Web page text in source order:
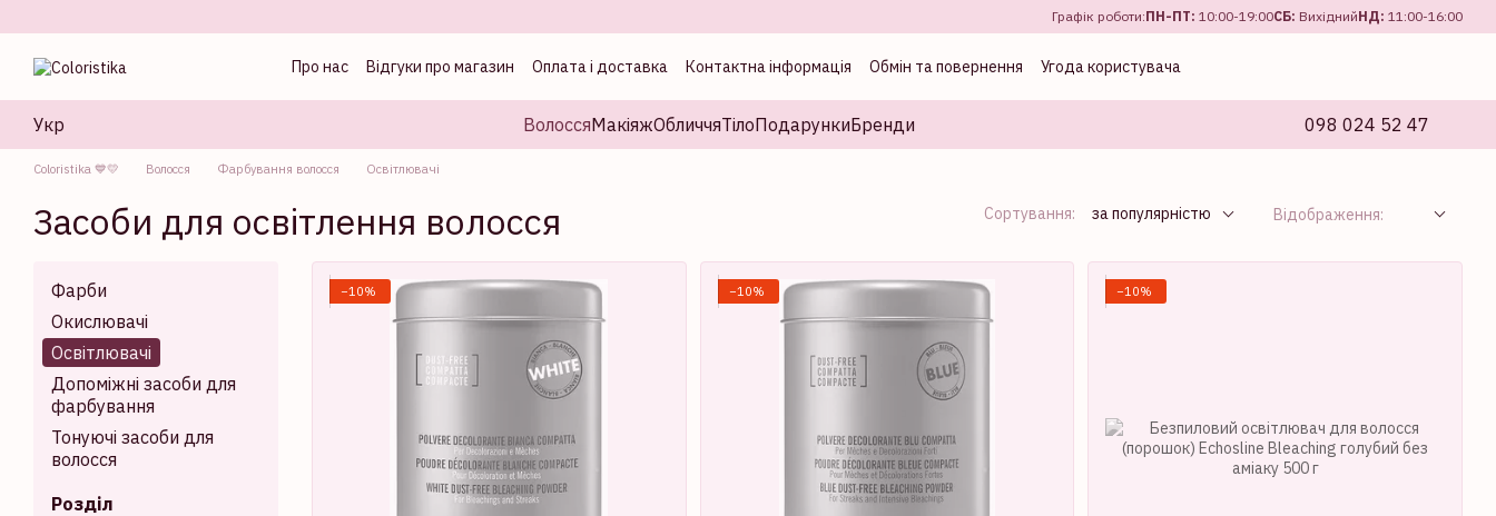
Графік роботи:ПН-ПТ: 10:00-19:00CБ: ВихіднийНД: 11:00-16:00
Про нас Відгуки про магазин Оплата і доставка Контактна інформація Обмін та повернення
Угода користувача
Укр ВолоссяМакіяжОбличчяТілоПодарункиБренди 098 024 52 47
Coloristika 💙💛 Волосся Фарбування волосся Освітлювачі
Засоби для освітлення волосся Сортування: за популярністю Відображення:
−10% −10% −10%
Фарби
Окислювачі
Освітлювачі
Допоміжні засоби для
фарбування
Тонуючі засоби для
волосся
Розділ